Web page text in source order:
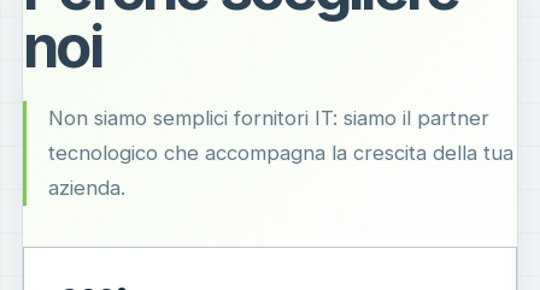
noi
Non siamo semplici fornitori IT: siamo il partner
tecnologico che accompagna la crescita della tua
azienda.